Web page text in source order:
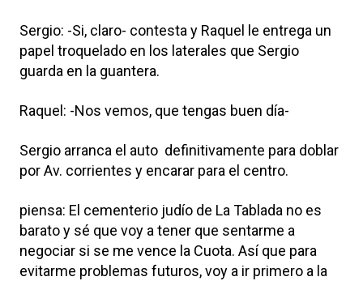
Sergio: -Si, claro- contesta y Raquel le entrega un
papel troquelado en los laterales que Sergio
guarda en la guantera.
Raquel: -Nos vemos, que tengas buen día-
Sergio arranca el auto definitivamente para doblar
por Av. corrientes y encarar para el centro.
piensa: El cementerio judío de La Tablada no es
barato y sé que voy a tener que sentarme a
negociar si se me vence la Cuota. Así que para
evitarme problemas futuros, voy a ir primero a la